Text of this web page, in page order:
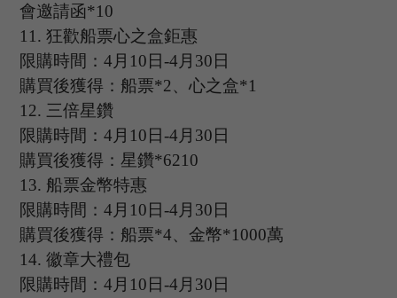
會邀請函*10
11. 狂歡船票心之盒鉅惠
限購時間：4 月 10日-4 月 30日
購買後獲得：船票*2、心之盒*1
12. 三倍星鑽
限購時間：4 月 10日-4 月 30日
購買後獲得：星鑽*6210
13. 船票金幣特惠
限購時間：4 月 10日-4 月 30日
購買後獲得：船票*4、金幣*1000萬
14. 徽章大禮包
限購時間：4 月 10日-4 月 30日